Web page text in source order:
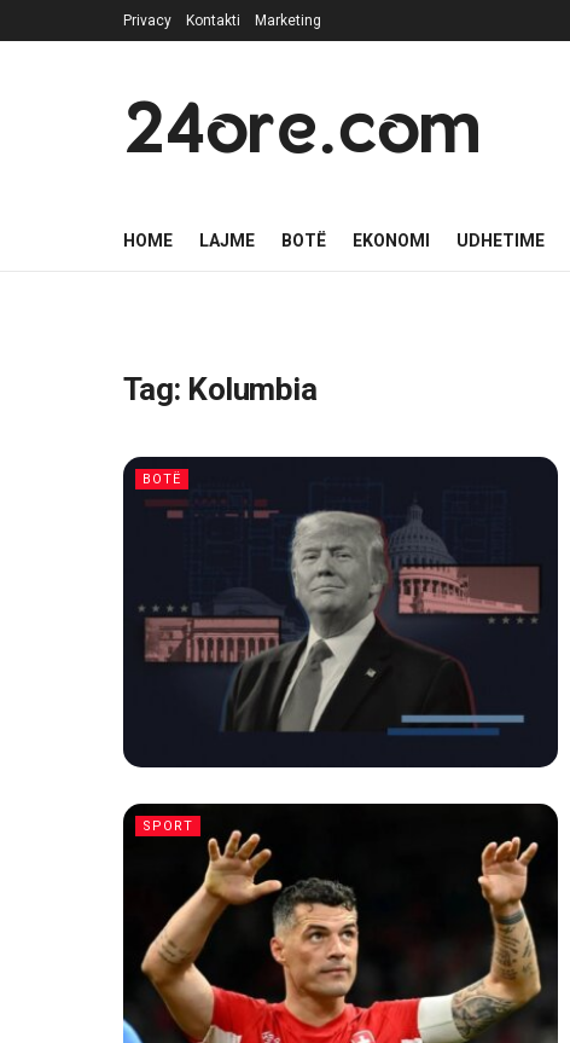
Privacy Kontakti Marketing
24ore.com
HOME LAJME BOTË EKONOMI UDHETIME
Tag: Kolumbia
BOTË
SPORT